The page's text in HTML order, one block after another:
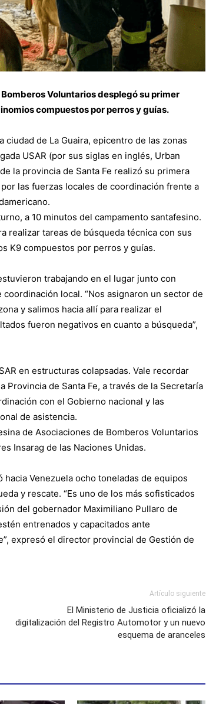
Voluntarios desplegó su primer
compuestos por perros y guías.
ciudad de La Guaira, epicentro de las zonas
USAR (por sus siglas en inglés, Urban
la provincia de Santa Fe realizó su primera
las fuerzas locales de coordinación frente a
a 10 minutos del campamento santafesino.
realizar tareas de búsqueda técnica con sus
K9 compuestos por perros y guías.
trabajando en el lugar junto con
local. “Nos asignaron un sector de
y salimos hacia allí para realizar el
fueron negativos en cuanto a búsqueda”,
en estructuras colapsadas. Vale recordar
de Santa Fe, a través de la Secretaría
con el Gobierno nacional y las
de asistencia.
de Asociaciones de Bomberos Voluntarios
Insarag de las Naciones Unidas.
Venezuela ocho toneladas de equipos
y rescate. “Es uno de los más sofisticados
del gobernador Maximiliano Pullaro de
entrenados y capacitados ante
expresó el director provincial de Gestión de
Artículo siguiente
El Ministerio de Justicia oficializó la
digitalización del Registro Automotor y un nuevo
esquema de aranceles